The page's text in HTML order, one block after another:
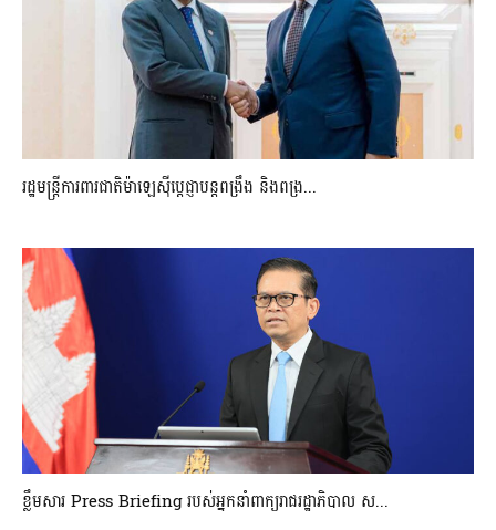
រដ្ឋមន្ត្រីការពារជាតិម៉ាឡេស៊ីប្ដេជ្ញាបន្តពង្រឹង និងពង្រ...
ខ្លឹមសារ Press Briefing របស់អ្នកនាំពាក្យរាជរដ្ឋាភិបាល ស...